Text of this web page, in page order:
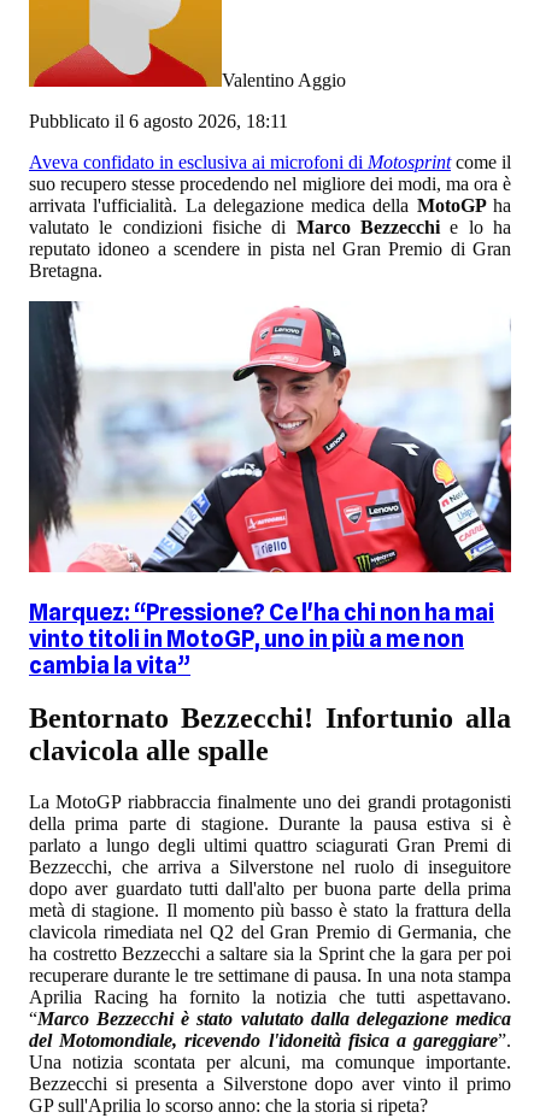
Valentino Aggio
Pubblicato il 6 agosto 2026, 18:11
Aveva confidato in esclusiva ai microfoni di Motosprintcome il
suo recupero stesse procedendo nel migliore dei modi, ma ora è
arrivata l'ufficialità. La delegazione medica della MotoGPha
valutato le condizioni fisiche di Marco Bezzecchi e lo ha
reputato idoneo a scendere in pista nel Gran Premio di Gran
Bretagna.
Marquez: “Pressione? Ce l'ha chi non ha mai
vinto titoli in MotoGP, uno in più a me non
cambia la vita”
Bentornato Bezzecchi! Infortunio alla
clavicola alle spalle
La MotoGP riabbraccia finalmente uno dei grandi protagonisti
della prima parte di stagione. Durante la pausa estiva si è
parlato a lungo degli ultimi quattro sciagurati Gran Premi di
Bezzecchi, che arriva a Silverstone nel ruolo di inseguitore
dopo aver guardato tutti dall'alto per buona parte della prima
metà di stagione. Il momento più basso è stato la frattura della
clavicola rimediata nel Q2 del Gran Premio di Germania, che
ha costretto Bezzecchi a saltare sia la Sprint che la gara per poi
recuperare durante le tre settimane di pausa. In una nota stampa
Aprilia Racing ha fornito la notizia che tutti aspettavano.
“Marco Bezzecchi è stato valutato dalla delegazione medica
del Motomondiale, ricevendo l'idoneità fisica a gareggiare”.
Una notizia scontata per alcuni, ma comunque importante.
Bezzecchi si presenta a Silverstone dopo aver vinto il primo
GP sull'Aprilia lo scorso anno: che la storia si ripeta?